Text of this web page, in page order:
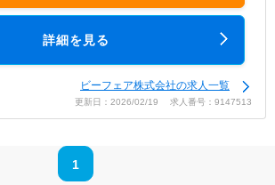
詳細を見る
ビーフェア株式会社の求人一覧
更新日：2026/02/19 求人番号：9147513
1